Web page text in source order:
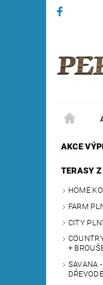
AKCE
TERASY Z
HOME
FARM
CITY
+
SAVANA